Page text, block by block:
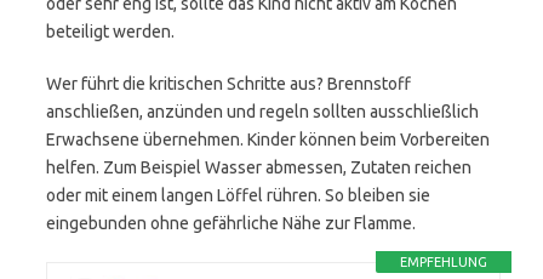
beteiligt werden.
Wer führt die kritischen Schritte aus? Brennstoff
anschließen, anzünden und regeln sollten ausschließlich
Erwachsene übernehmen. Kinder können beim Vorbereiten
helfen. Zum Beispiel Wasser abmessen, Zutaten reichen
oder mit einem langen Löffel rühren. So bleiben sie
eingebunden ohne gefährliche Nähe zur Flamme.
EMPFEHLUNG